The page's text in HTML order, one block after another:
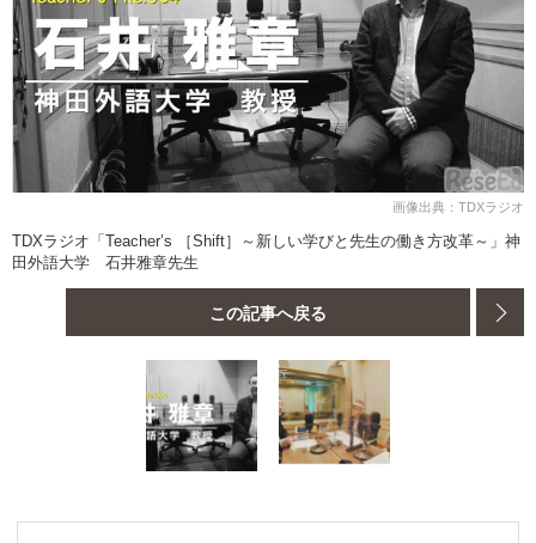
画像出典：TDXラジオ
TDXラジオ「Teacher’s ［Shift］～新しい学びと先生の働き方改革～」神
田外語大学 石井雅章先生
この記事へ戻る